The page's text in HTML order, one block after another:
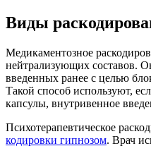
Виды
Медикаментозное
нейтрализующих составов.
введенных ранее с целью
Такой способ используют,
капсулы, внутривенное
Психотерапевтическое
кодировки гипнозом. Врач